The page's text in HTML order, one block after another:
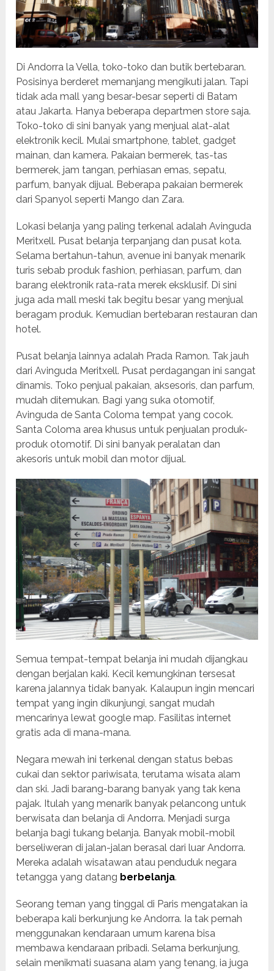
Di Andorra la Vella, toko-toko dan butik bertebaran.
Posisinya berderet memanjang mengikuti jalan. Tapi
tidak ada mall yang besar-besar seperti di Batam
atau Jakarta. Hanya beberapa departmen store saja.
Toko-toko di sini banyak yang menjual alat-alat
elektronik kecil. Mulai smartphone, tablet, gadget
mainan, dan kamera. Pakaian bermerek, tas-tas
bermerek, jam tangan, perhiasan emas, sepatu,
parfum, banyak dijual. Beberapa pakaian bermerek
dari Spanyol seperti Mango dan Zara.
Lokasi belanja yang paling terkenal adalah Avinguda
Meritxell. Pusat belanja terpanjang dan pusat kota.
Selama bertahun-tahun, avenue ini banyak menarik
turis sebab produk fashion, perhiasan, parfum, dan
barang elektronik rata-rata merek eksklusif. Di sini
juga ada mall meski tak begitu besar yang menjual
beragam produk. Kemudian bertebaran restauran dan
hotel.
Pusat belanja lainnya adalah Prada Ramon. Tak jauh
dari Avinguda Meritxell. Pusat perdagangan ini sangat
dinamis. Toko penjual pakaian, aksesoris, dan parfum,
mudah ditemukan. Bagi yang suka otomotif,
Avinguda de Santa Coloma tempat yang cocok.
Santa Coloma area khusus untuk penjualan produk-
produk otomotif. Di sini banyak peralatan dan
akesoris untuk mobil dan motor dijual.
Semua tempat-tempat belanja ini mudah dijangkau
dengan berjalan kaki. Kecil kemungkinan tersesat
karena jalannya tidak banyak. Kalaupun ingin mencari
tempat yang ingin dikunjungi, sangat mudah
mencarinya lewat google map. Fasilitas internet
gratis ada di mana-mana.
Negara mewah ini terkenal dengan status bebas
cukai dan sektor pariwisata, terutama wisata alam
dan ski. Jadi barang-barang banyak yang tak kena
pajak. Itulah yang menarik banyak pelancong untuk
berwisata dan belanja di Andorra. Menjadi surga
belanja bagi tukang belanja. Banyak mobil-mobil
berseliweran di jalan-jalan berasal dari luar Andorra.
Mereka adalah wisatawan atau penduduk negara
tetangga yang datang berbelanja.
Seorang teman yang tinggal di Paris mengatakan ia
beberapa kali berkunjung ke Andorra. Ia tak pernah
menggunakan kendaraan umum karena bisa
membawa kendaraan pribadi. Selama berkunjung,
selain menikmati suasana alam yang tenang, ia juga